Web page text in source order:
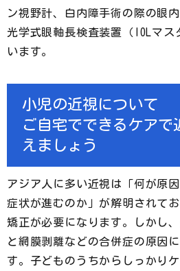
ン視野計、白内障手術の際の眼
光学式眼軸長検査装置（IOLマス
います。
小児の近視について
ご自宅でできるケアで
えましょう
アジア人に多い近視は「何が原
症状が進むのか」が解明されて
矯正が必要になります。しかし
と網膜剥離などの合併症の原因
す。子どものうちからしっかり